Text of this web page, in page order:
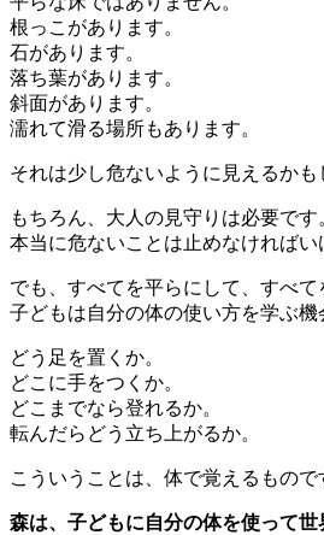
根っこがあります。
石があります。
落ち葉があります。
斜面があります。
濡れて滑る場所もあります。
それは少し危ないように見えるかも
もちろん、大人の見守りは必要です
本当に危ないことは止めなければい
でも、すべてを平らにして、すべて
子どもは自分の体の使い方を学ぶ機
どう足を置くか。
どこに手をつくか。
どこまでなら登れるか。
転んだらどう立ち上がるか。
こういうことは、体で覚えるもので
森は、子どもに自分の体を使って世